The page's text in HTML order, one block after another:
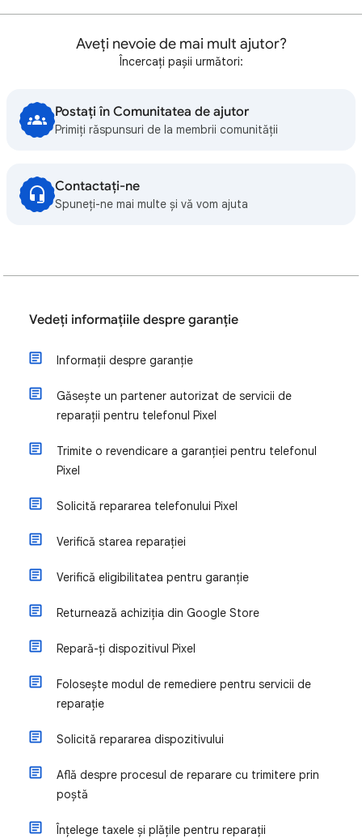
Aveți nevoie de mai mult ajutor?
Încercați pașii următori:
Postați în Comunitatea de ajutor
Primiți răspunsuri de la membrii comunității
Contactați-ne
Spuneți-ne mai multe și vă vom ajuta
Vedeți informațiile despre garanție
Informații despre garanție
Găsește un partener autorizat de servicii de
reparații pentru telefonul Pixel
Trimite o revendicare a garanției pentru telefonul
Pixel
Solicită repararea telefonului Pixel
Verifică starea reparației
Verifică eligibilitatea pentru garanție
Returnează achiziția din Google Store
Repară-ți dispozitivul Pixel
Folosește modul de remediere pentru servicii de
reparație
Solicită repararea dispozitivului
Află despre procesul de reparare cu trimitere prin
poștă
Înțelege taxele și plățile pentru reparații